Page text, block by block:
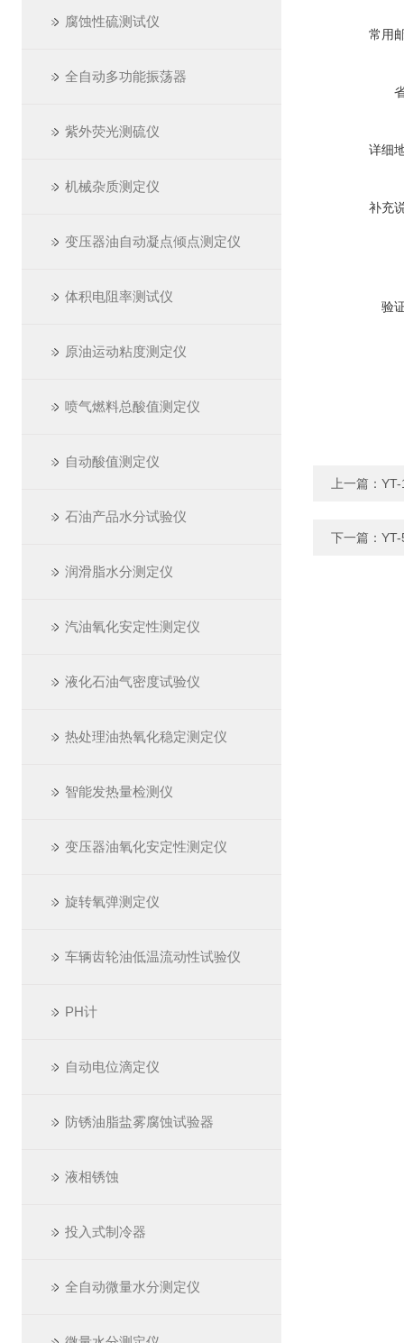
腐蚀性硫测试仪
全自动多功能振荡器
紫外荧光测硫仪
机械杂质测定仪
变压器油自动凝点倾点测定仪
体积电阻率测试仪
原油运动粘度测定仪
喷气燃料总酸值测定仪
自动酸值测定仪
石油产品水分试验仪
润滑脂水分测定仪
汽油氧化安定性测定仪
液化石油气密度试验仪
热处理油热氧化稳定测定仪
智能发热量检测仪
变压器油氧化安定性测定仪
旋转氧弹测定仪
车辆齿轮油低温流动性试验仪
PH计
自动电位滴定仪
防锈油脂盐雾腐蚀试验器
液相锈蚀
投入式制冷器
全自动微量水分测定仪
常用
详细
补充
验
上一篇：
下一篇：